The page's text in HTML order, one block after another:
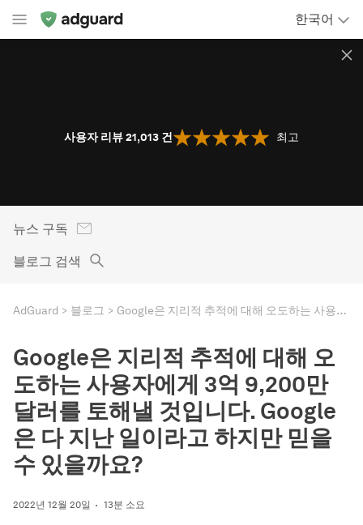
한국어
사용자 리뷰 21,013 건 최고
뉴스 구독
블로그 검색
AdGuard 블로그 Google은 지리적 추적에 대해 오도하는 사용자에게 3억 9,200만 달러를 토해낼 것입니다. Google은 다 지난 일이라고 하지만 믿을 수 있을까요?
Google은 지리적 추적에 대해 오
도하는 사용자에게 3억 9,200만
달러를 토해낼 것입니다. Google
은 다 지난 일이라고 하지만 믿을
수 있을까요?
2022년 12월 20일 13분 소요